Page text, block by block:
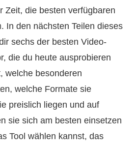
Zeit, die besten verfügbaren
In den nächsten Teilen dieses
sechs der besten Video-
die du heute ausprobieren
welche besonderen
welche Formate sie
preislich liegen und auf
sie sich am besten einsetzen
Tool wählen kannst, das